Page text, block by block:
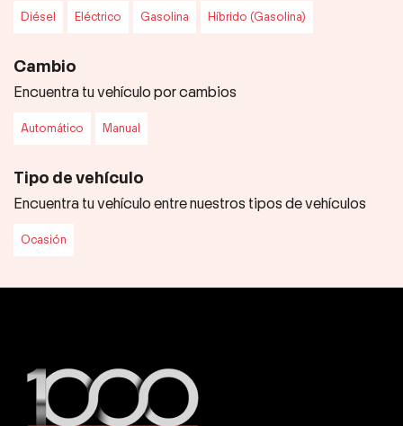
Diésel Eléctrico Gasolina Híbrido (Gasolina)
Cambio
Encuentra tu vehículo por cambios
Automático Manual
Tipo de vehículo
Encuentra tu vehículo entre nuestros tipos de vehículos
Ocasión